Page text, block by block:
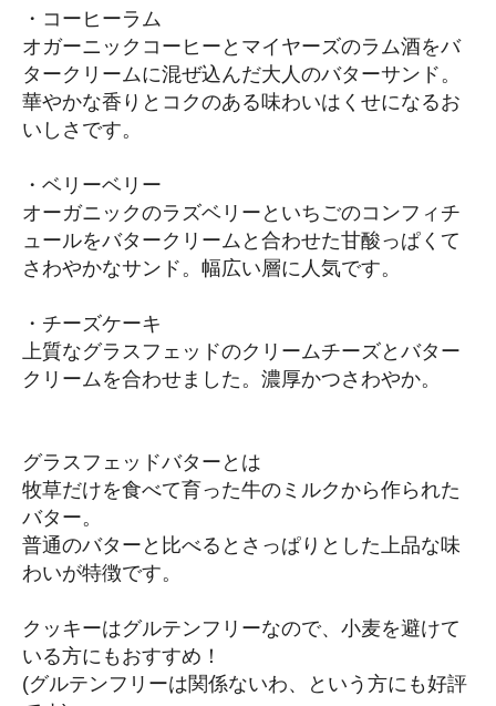
・コーヒーラム
オガーニックコーヒーとマイヤーズのラム酒をバ
タークリームに混ぜ込んだ大人のバターサンド。
華やかな香りとコクのある味わいはくせになるお
いしさです。
・ベリーベリー
オーガニックのラズベリーといちごのコンフィチ
ュールをバタークリームと合わせた甘酸っぱくて
さわやかなサンド。幅広い層に人気です。
・チーズケーキ
上質なグラスフェッドのクリームチーズとバター
クリームを合わせました。濃厚かつさわやか。
グラスフェッドバターとは
牧草だけを食べて育った牛のミルクから作られた
バター。
普通のバターと比べるとさっぱりとした上品な味
わいが特徴です。
クッキーはグルテンフリーなので、小麦を避けて
いる方にもおすすめ！
(グルテンフリーは関係ないわ、という方にも好評